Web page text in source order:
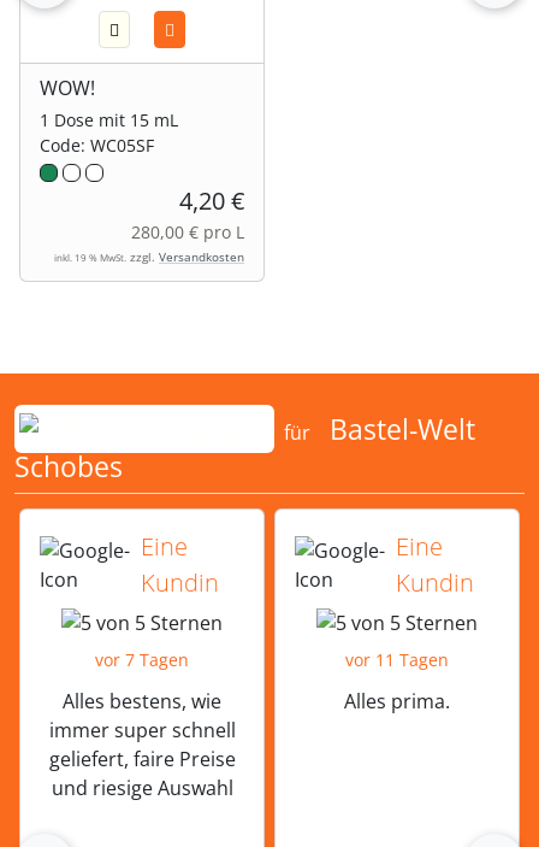
WOW!
1 Dose mit 15 mL
Code: WC05SF
4,20 €
280,00 € pro L
inkl. 19 % MwSt. zzgl. Versandkosten
Bewertungen für Bastel-Welt
für
Bastel-Welt
Schobes
5 von 5 Sternen von einer Kundin vor
Eine
Kundin
vor 7 Tagen
Alles bestens, wie
immer super schnell
geliefert, faire Preise
und riesige Auswahl
5 von 5 Sternen
Eine
Kundin
vor 11 Tagen
Alles prima.